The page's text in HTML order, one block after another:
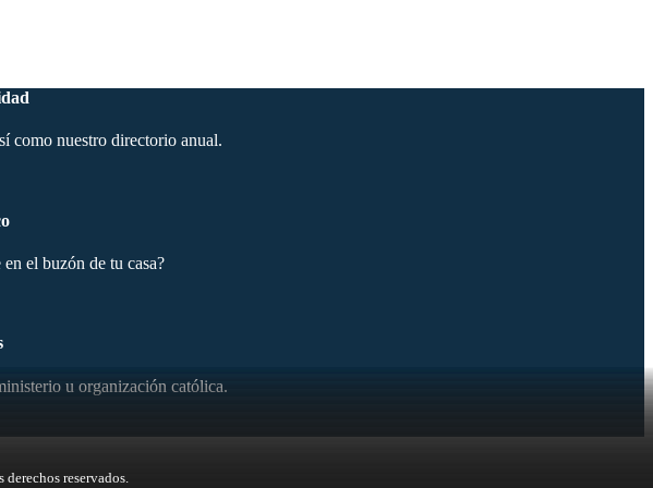
como nuestro directorio anual.
el buzón de tu casa?
u organización católica.
reservados.